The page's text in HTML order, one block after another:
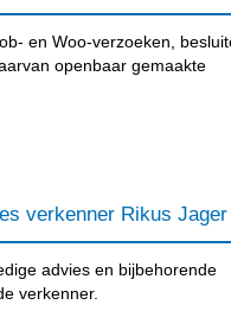
en Woo-verzoeken,
openbaar gemaakte
verkenner Rikus Jager
advies en bijbehorende
verkenner.